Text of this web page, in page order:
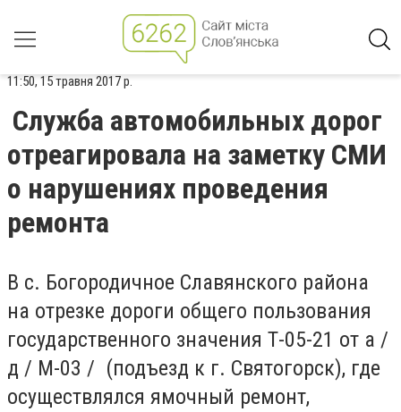
11:50, 15 травня 2017 р.
Служба автомобильных дорог
отреагировала на заметку СМИ
о нарушениях проведения
ремонта
В с. Богородичное Славянского района
на отрезке дороги общего пользования
государственного значения Т-05-21 от а /
д / М-03 / (подъезд к г. Святогорск), где
осуществлялся ямочный ремонт,